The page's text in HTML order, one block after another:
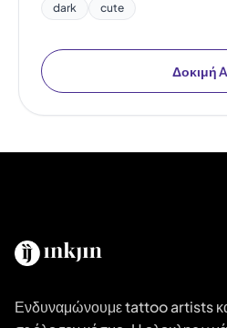
dark
cute
Δοκιμή
Ενδυναμώνουμε tattoo artists και